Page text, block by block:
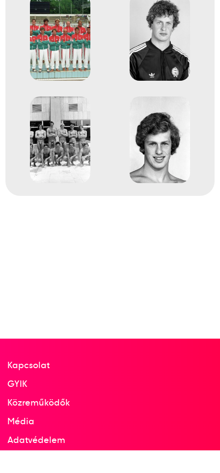
Kuncz László
Molnár Endre
Dr. Sudár Attila
Dr. Szívós István Antal
Udvardi István
Gerendás György
férfi vízilabda
1978
Nyugat-Berlin
Német Szövetségi
1982
dr. Csapó Gábor
Cservenyák Tibor
Kapcsolat
GYIK
Közreműködők
Média
Adatvédelem